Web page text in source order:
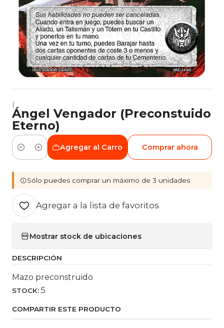
|
Ángel Vengador (Preconstuido
Eterno)
Cantidad
Agregar al Carro Comprar ahora
Sólo puedes comprar un máximo de 3 unidades
Agregar a la lista de favoritos
Mostrar stock de ubicaciones
DESCRIPCIÓN
Mazo preconstruido
STOCK: 5
COMPARTIR ESTE PRODUCTO